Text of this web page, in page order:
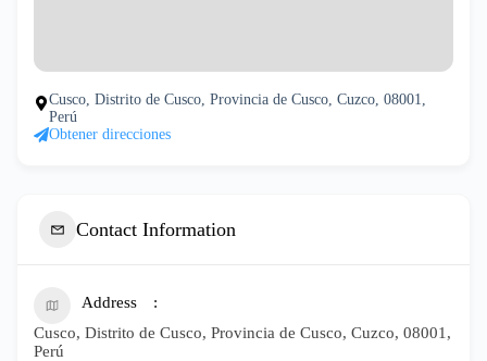
Cusco, Distrito de Cusco, Provincia de Cusco, Cuzco, 08001,
Perú
Obtener direcciones
Contact Information
Address
Cusco, Distrito de Cusco, Provincia de Cusco, Cuzco, 08001,
Perú